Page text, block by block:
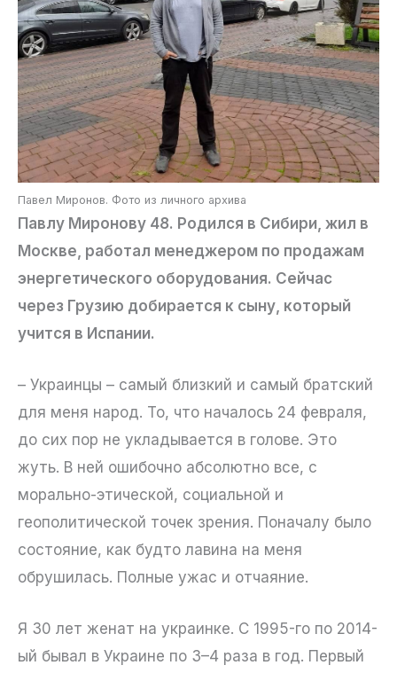
Павел Миронов. Фото из личного архива
Павлу Миронову 48. Родился в Сибири, жил в
Москве, работал менеджером по продажам
энергетического оборудования. Сейчас
через Грузию добирается к сыну, который
учится в Испании.
– Украинцы – самый близкий и самый братский
для меня народ. То, что началось 24 февраля,
до сих пор не укладывается в голове. Это
жуть. В ней ошибочно абсолютно все, с
морально-этической, социальной и
геополитической точек зрения. Поначалу было
состояние, как будто лавина на меня
обрушилась. Полные ужас и отчаяние.
Я 30 лет женат на украинке. С 1995-го по 2014-
ый бывал в Украине по 3–4 раза в год. Первый